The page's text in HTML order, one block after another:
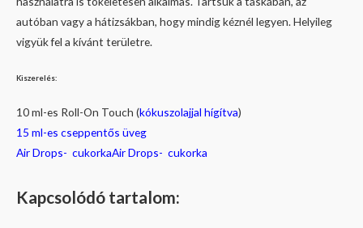
autóban vagy a hátizsákban, hogy mindig kéznél legyen. Helyileg
vigyük fel a kívánt területre.
Kiszerelés:
10 ml-es Roll-On Touch (kókuszolajjal hígítva)
15 ml-es cseppentős üveg
Air Drops- cukorkaAir Drops- cukorka
Kapcsolódó tartalom: